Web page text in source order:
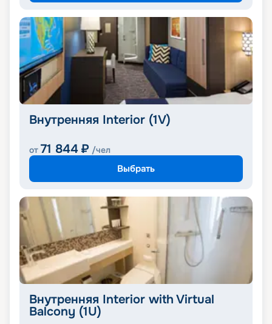
Внутренняя Interior (1V)
от 71 844 ₽ /чел
Выбрать
Внутренняя Interior with Virtual
Balcony (1U)